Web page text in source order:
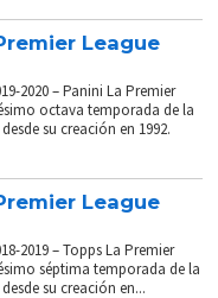
League
2020 – Panini La Premier
octava temporada de la
su creación en 1992.
League
2019 – Topps La Premier
séptima temporada de la
su creación en...